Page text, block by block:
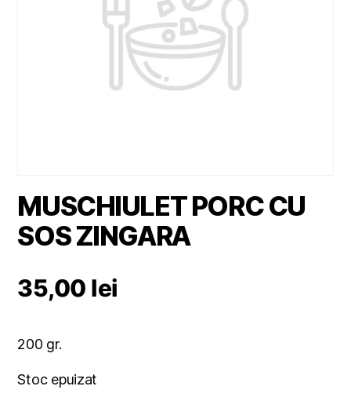
MUSCHIULET PORC CU
SOS ZINGARA
35,00 lei
200 gr.
Stoc epuizat